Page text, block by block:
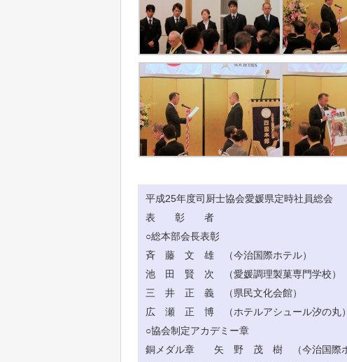
平成25年度司厨士協会愛媛県定時社員総会
表 彰 者
○総本部会長表彰
斉 藤 文 雄 （今治国際ホテル）
池 田 賢 次 （愛媛調理製菓専門学校）
三 井 正 義 （県民文化会館）
広 瀬 正 博 （ホテルアシュール汐の丸）
○協会制定アカデミー章
銅メダル章 矢 野 茂 樹 （今治国際ホ